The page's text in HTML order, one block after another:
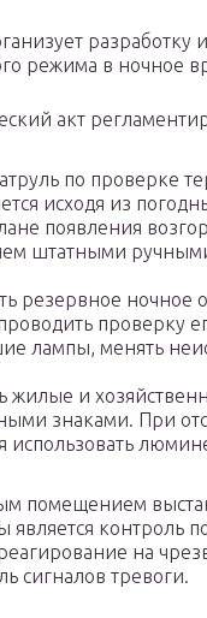
режима в ночное
акт
по проверке
исходя из
появления
штатными
резервное ночное
проверку
лампы, менять
жилые и
знаками. При
использовать
помещением
является контроль
на
сигналов тревоги.